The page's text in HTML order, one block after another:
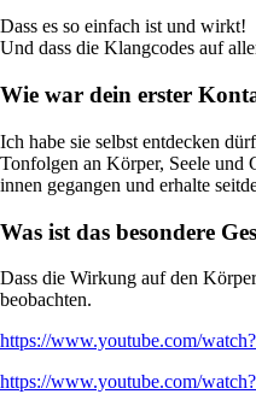
Dass es so einfach ist und wirkt!
Und dass die Klangcodes auf
Wie war dein erster
Ich habe sie selbst entdecken
Tonfolgen an Körper, Seele und
innen gegangen und erhalte
Was ist das besondere
Dass die Wirkung auf den
beobachten.
https://www.youtube.com/
https://www.youtube.com/